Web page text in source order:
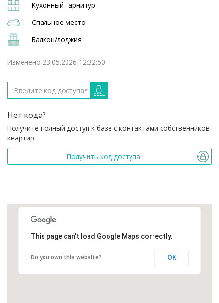
Кухонный гарнитур
Спальное место
Балкон/лоджия
Изменено 23.05.2026 12:32:50
Нет кода?
Получите полный доступ к базе с контактами собственников
квартир
Получить код доступа
This page can't load Google Maps correctly.
Do you own this website? OK